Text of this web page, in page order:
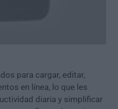
para cargar, editar,
en línea, lo que les
diaria y simplificar